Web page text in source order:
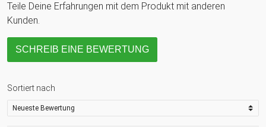
Teile Deine Erfahrungen mit dem Produkt mit anderen
Kunden.
SCHREIB EINE BEWERTUNG
Sortiert nach